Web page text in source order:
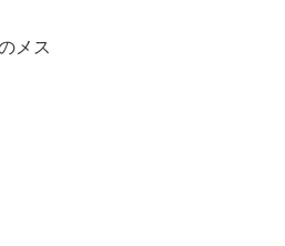
メス